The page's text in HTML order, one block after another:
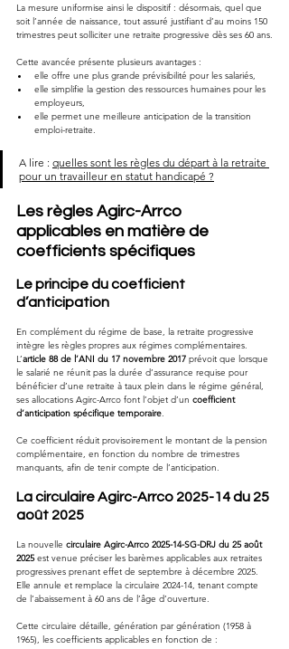
La mesure uniformise ainsi le dispositif : désormais, quel que
soit l’année de naissance, tout assuré justifiant d’au moins 150
trimestres peut solliciter une retraite progressive dès ses 60 ans.
Cette avancée présente plusieurs avantages :
elle offre une plus grande prévisibilité pour les salariés,
elle simplifie la gestion des ressources humaines pour les
employeurs,
elle permet une meilleure anticipation de la transition
emploi-retraite.
A lire : quelles sont les règles du départ à la retraite
pour un travailleur en statut handicapé ?
Les règles Agirc-Arrco
applicables en matière de
coefficients spécifiques
Le principe du coefficient
d’anticipation
En complément du régime de base, la retraite progressive
intègre les règles propres aux régimes complémentaires.
L’article 88 de l’ANI du 17 novembre 2017 prévoit que lorsque
le salarié ne réunit pas la durée d’assurance requise pour
bénéficier d’une retraite à taux plein dans le régime général,
ses allocations Agirc-Arrco font l’objet d’un coefficient
d’anticipation spécifique temporaire
Ce coefficient réduit provisoirement le montant de la pension
complémentaire, en fonction du nombre de trimestres
manquants, afin de tenir compte de l’anticipation.
La circulaire Agirc-Arrco 2025-14 du 25
août 2025
La nouvelle circulaire Agirc-Arrco 2025-14-SG-DRJ du 25 août
2025 est venue préciser les barèmes applicables aux retraites
progressives prenant effet de septembre à décembre 2025.
Elle annule et remplace la circulaire 2024-14, tenant compte
de l’abaissement à 60 ans de l’âge d’ouverture.
Cette circulaire détaille, génération par génération (1958 à
1965), les coefficients applicables en fonction de :